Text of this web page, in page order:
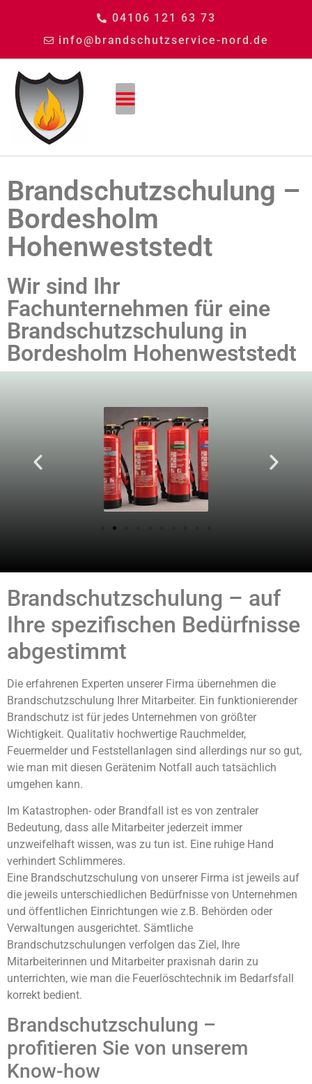
04106 121 63 73
info@brandschutzservice-nord.de
Brandschutzschulung –
Bordesholm
Hohenweststedt
Wir sind Ihr
Fachunternehmen für eine
Brandschutzschulung in
Bordesholm Hohenweststedt
Brandschutzschulung – auf
Ihre spezifischen Bedürfnisse
abgestimmt
Die erfahrenen Experten unserer Firma übernehmen die
Brandschutzschulung Ihrer Mitarbeiter. Ein funktionierender
Brandschutz ist für jedes Unternehmen von größter
Wichtigkeit. Qualitativ hochwertige Rauchmelder,
Feuermelder und Feststellanlagen sind allerdings nur so gut,
wie man mit diesen Gerätenim Notfall auch tatsächlich
umgehen kann.
Im Katastrophen- oder Brandfall ist es von zentraler
Bedeutung, dass alle Mitarbeiter jederzeit immer
unzweifelhaft wissen, was zu tun ist. Eine ruhige Hand
verhindert Schlimmeres.
Eine Brandschutzschulung von unserer Firma ist jeweils auf
die jeweils unterschiedlichen Bedürfnisse von Unternehmen
und öffentlichen Einrichtungen wie z.B. Behörden oder
Verwaltungen ausgerichtet. Sämtliche
Brandschutzschulungen verfolgen das Ziel, Ihre
Mitarbeiterinnen und Mitarbeiter praxisnah darin zu
unterrichten, wie man die Feuerlöschtechnik im Bedarfsfall
korrekt bedient.
Brandschutzschulung –
profitieren Sie von unserem
Know-how